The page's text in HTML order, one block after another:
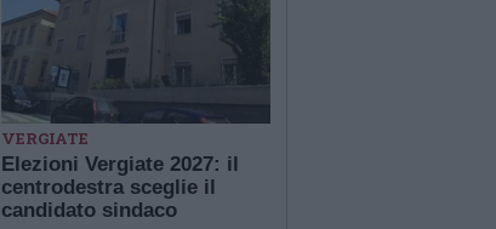
VERGIATE
Elezioni Vergiate 2027: il
centrodestra sceglie il
candidato sindaco